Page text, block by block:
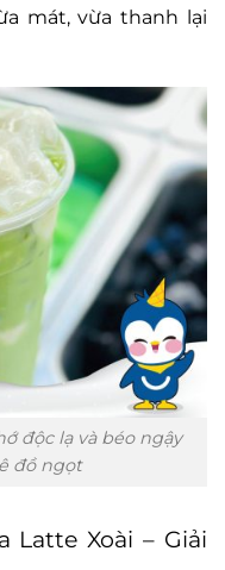
mát, vừa thanh lại
độc lạ và béo ngậy
đồ ngọt
Latte Xoài – Giải